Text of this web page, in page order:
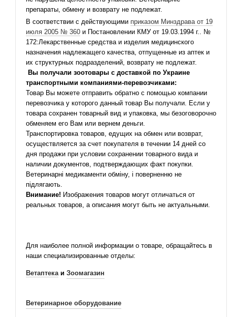
препараты, обмену и возврату не подлежат.
В соответствии с действующими приказом Минздрава от 19
июля 2005 № 360и Постановлении КМУ от 19.03.1994 г.. №
172:Лекарственные средства и изделия медицинского
назначения надлежащего качества, отпущенные из аптек и
их структурных подразделений, возврату не подлежат.
Вы получали зоотовары с доставкой по Украине
транспортными компаниями-перевозчиками:
Товар Вы можете отправить обратно с помощью компании
перевозчика у которого данный товар Вы получали. Если у
товара сохранен товарный вид и упаковка, мы безоговорочно
обменяем его Вам или вернем деньги.
Транспортировка товаров, едущих на обмен или возврат,
осуществляется за счет покупателя в течении 14 дней со
дня продажи при условии сохранении товарного вида и
наличии документов, подтверждающих факт покупки.
Ветеринарні медикаменти обміну, і поверненню не
підлягають.
Внимание! Изображения товаров могут отличаться от
реальных товаров, а описания могут быть не актуальными.
Для наиболее полной информации о товаре, обращайтесь в
наши специализированные отделы:
Ветаптекаи Зоомагазин
Ветеринарное оборудование